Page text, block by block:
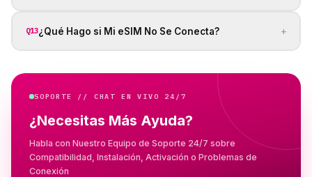
Q13¿Qué Hago si Mi eSIM No Se Conecta? +
SOPORTE // CHAT EN VIVO 24/7
¿Necesitas Más Ayuda?
Habla con Nuestro Equipo de Soporte 24/7 sobre
Compatibilidad, Instalación, Activación o Problemas de
Conexión